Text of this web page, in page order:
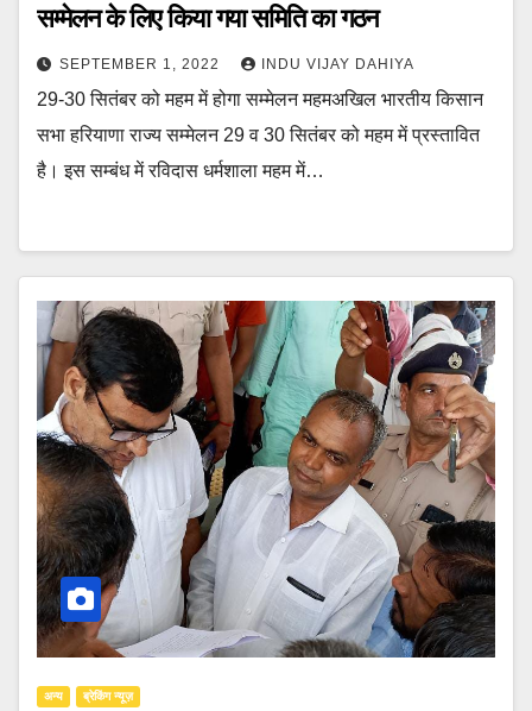
सम्मेलन के लिए किया गया समिति का गठन
SEPTEMBER 1, 2022 INDU VIJAY DAHIYA
29-30 सितंबर को महम में होगा सम्मेलन महमअखिल भारतीय किसान
सभा हरियाणा राज्य सम्मेलन 29 व 30 सितंबर को महम में प्रस्तावित
है। इस सम्बंध में रविदास धर्मशाला महम में…
अन्य ब्रेकिंग न्यूज़